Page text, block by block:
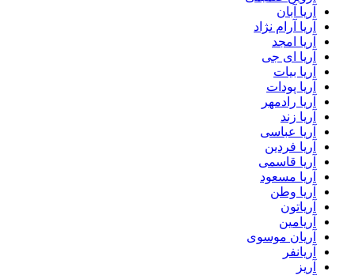
آریا آبان
آریا آرام نژاد
آریا امجد
آریا ای جی
آریا بیات
آریا پودات
آریا رادمهر
آریا زند
آریا عباسی
آریا فردین
آریا قاسمی
آریا مسعود
آریا وطن
آریاتون
آریامین
آریان موسوی
آریانفر
آریز